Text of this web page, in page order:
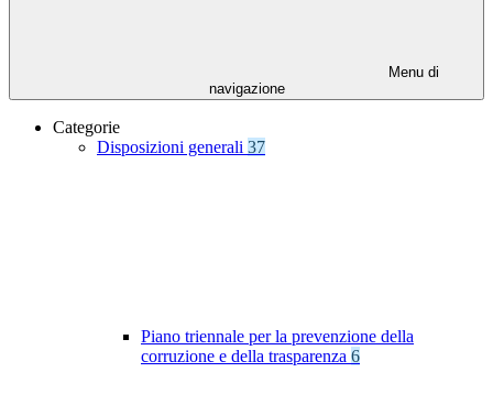
Menu di
navigazione
Categorie
Disposizioni generali 37
Piano triennale per la prevenzione della
corruzione e della trasparenza 6